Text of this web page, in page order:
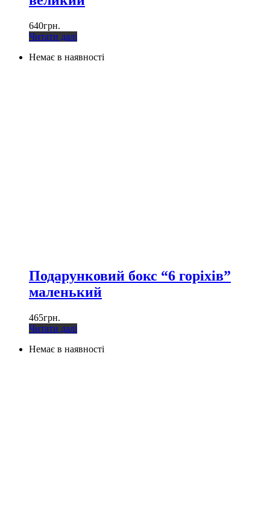
640грн.
Читати далі
Немає в наявності
Подарунковий бокс “6 горіхів”
маленький
465грн.
Читати далі
Немає в наявності